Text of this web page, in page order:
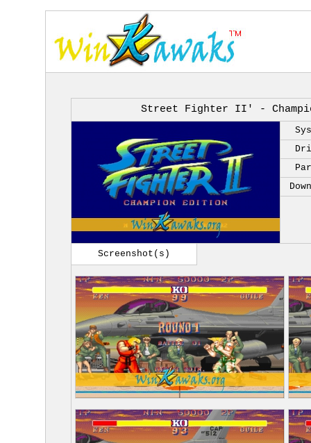
Street Fighter II' -
Screenshot(s)